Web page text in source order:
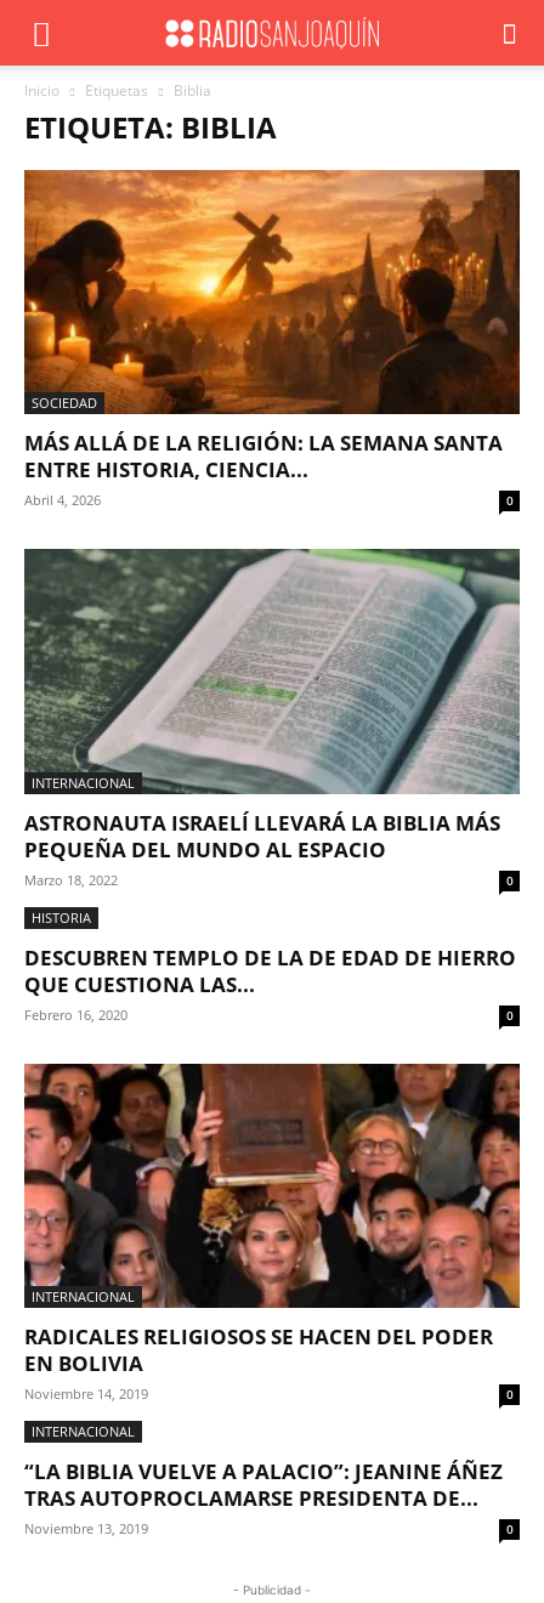
Inicio Etiquetas Biblia
ETIQUETA: BIBLIA
SOCIEDAD
MÁS ALLÁ DE LA RELIGIÓN: LA SEMANA SANTA
ENTRE HISTORIA, CIENCIA...
Abril 4, 2026 0
INTERNACIONAL
ASTRONAUTA ISRAELÍ LLEVARÁ LA BIBLIA MÁS
PEQUEÑA DEL MUNDO AL ESPACIO
Marzo 18, 2022 0
HISTORIA
DESCUBREN TEMPLO DE LA DE EDAD DE HIERRO
QUE CUESTIONA LAS...
Febrero 16, 2020 0
INTERNACIONAL
RADICALES RELIGIOSOS SE HACEN DEL PODER
EN BOLIVIA
Noviembre 14, 2019 0
INTERNACIONAL
“LA BIBLIA VUELVE A PALACIO”: JEANINE ÁÑEZ
TRAS AUTOPROCLAMARSE PRESIDENTA DE...
Noviembre 13, 2019 0
- Publicidad -